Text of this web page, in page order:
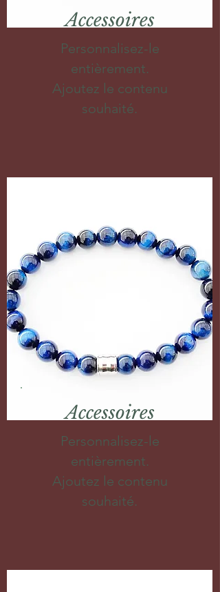
Accessoires
Personnalisez-le
entièrement.
Ajoutez le contenu
souhaité.
Accessoires
Personnalisez-le
entièrement.
Ajoutez le contenu
souhaité.